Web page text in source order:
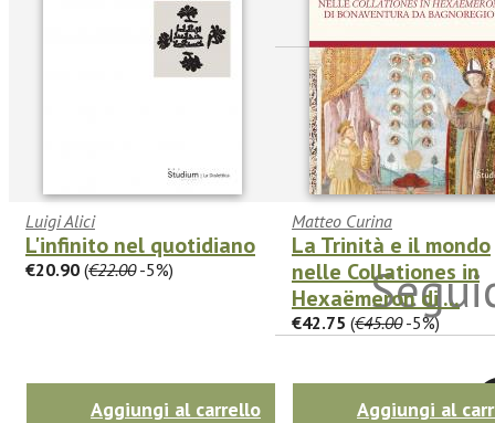
Luigi Alici
L'infinito nel quotidiano
€20.90 (€22.00-5%)
Aggiungi al carrello
Matteo Curina
La Trinità e il mondo
nelle Collationes in
Hexaëmeron di ...
€42.75 (€45.00-5%)
Aggiungi al
Twitter